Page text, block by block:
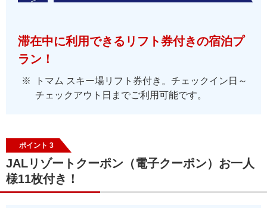
滞在中に利用できるリフト券付きの宿泊プ
ラン！
トマム スキー場リフト券付き。チェックイン日～
チェックアウト日までご利用可能です。
ポイント 3
JALリゾートクーポン（電子クーポン）お一人
様11枚付き！